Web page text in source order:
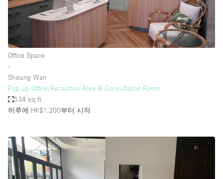
Office Space
∙
Sheung Wan
Pop up Office/Reception Area & Consultation Room
534 sq ft
하루에 HK$1,200부터 시작